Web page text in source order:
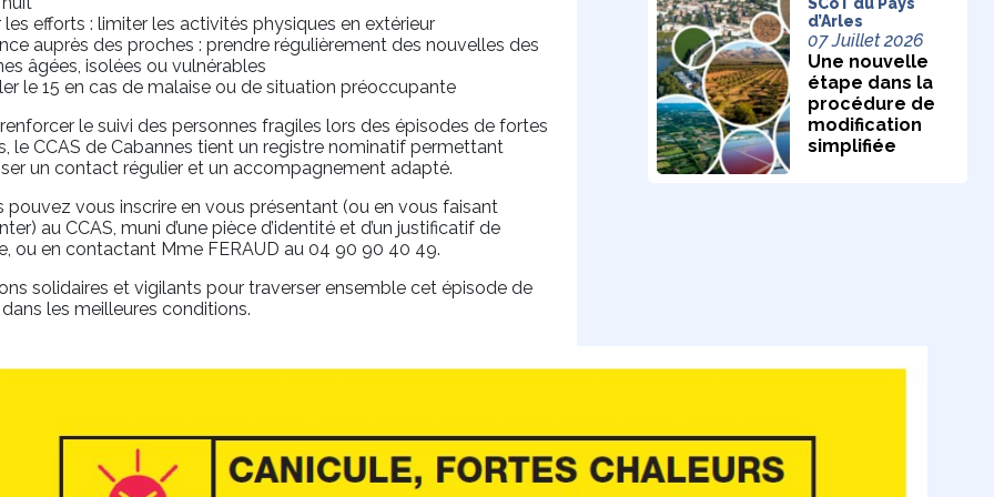
les efforts : limiter les activités physiques en extérieur
auprès des proches : prendre régulièrement des nouvelles des
âgées, isolées ou vulnérables
le 15 en cas de malaise ou de situation préoccupante
le suivi des personnes fragiles lors des épisodes de fortes
le CCAS de Cabannes tient un registre nominatif permettant
un contact régulier et un accompagnement adapté.
pouvez vous inscrire en vous présentant (ou en vous faisant
au CCAS, muni d’une pièce d’identité et d’un justificatif de
ou en contactant Mme FERAUD au 04 90 90 40 49.
solidaires et vigilants pour traverser ensemble cet épisode de
les meilleures conditions.
d’Arles
07 Juillet 2026
Une nouvelle
étape dans la
procédure de
modification
simplifiée